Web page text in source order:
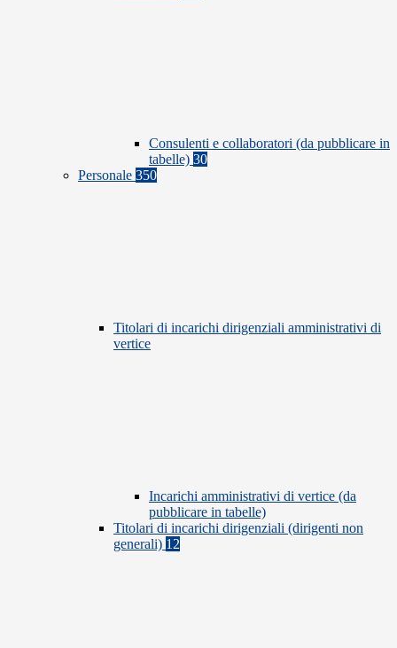
Consulenti e collaboratori (da pubblicare in
tabelle) 30
Personale 350
Titolari di incarichi dirigenziali amministrativi di
vertice
Incarichi amministrativi di vertice (da
pubblicare in tabelle)
Titolari di incarichi dirigenziali (dirigenti non
generali) 12